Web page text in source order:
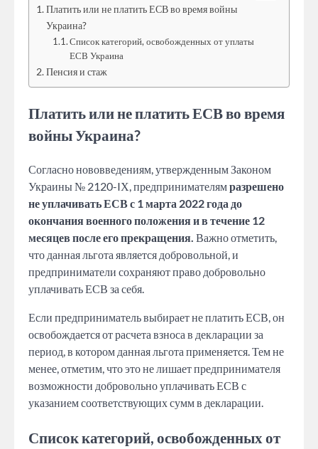
Платить или не платить ЕСВ во время войны
Украина?
Список категорий, освобожденных от уплаты
ЕСВ Украина
Пенсия и стаж
Платить или не платить ЕСВ во время
войны Украина?
Согласно нововведениям, утвержденным Законом
Украины № 2120-IХ, предпринимателямразрешено
не уплачивать ЕСВ с 1 марта 2022 года до
окончания военного положения и в течение 12
месяцев после его прекращения. Важно отметить,
что данная льгота является добровольной, и
предприниматели сохраняют право добровольно
уплачивать ЕСВ за себя.
Если предприниматель выбирает не платить ЕСВ, он
освобождается от расчета взноса в декларации за
период, в котором данная льгота применяется. Тем не
менее, отметим, что это не лишает предпринимателя
возможности добровольно уплачивать ЕСВ с
указанием соответствующих сумм в декларации.
Список категорий, освобожденных от